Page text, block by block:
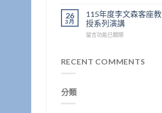
D
區
3
樓
走
的
神
經
人
生
林
容
興
副
師
稿
=
生
醫
年
26
3 月
115年度李文森客座教
授系列演講
在
度
留言功能已關閉
RECENT COMMENTS
分類